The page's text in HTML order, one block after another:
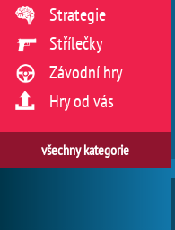
Strategie
Střílečky
Závodní hry
Hry od vás
všechny kategorie